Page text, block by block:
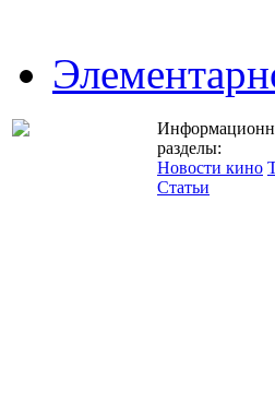
разделы:
Новости кино
Статьи